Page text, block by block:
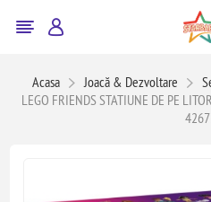
Acasa Joacă & Dezvoltare
LEGO FRIENDS STATIUNE DE PE